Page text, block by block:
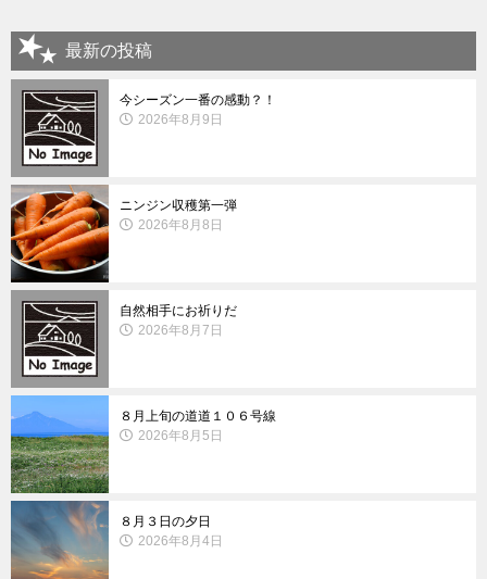
最新の投稿
今シーズン一番の感動？！
2026年8月9日
ニンジン収穫第一弾
2026年8月8日
自然相手にお祈りだ
2026年8月7日
８月上旬の道道１０６号線
2026年8月5日
８月３日の夕日
2026年8月4日